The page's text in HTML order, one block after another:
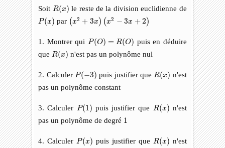
Soit R(x)
R(x ) le reste de la division euclidienne de
P(x)
P(x par (x2 + 3x ) (x2 − 3x +2)
(x 2 x) x 2− 3 2)
1. Montrer qui P(O) = R(O)
P(O)= O)
puis en déduire
que R(x)
R(x ) n'est pas un polynôme nul
2. Calculer P(−3)
P(− 3) puis justifier que R(x)
R(x ) n'est
pas un polynôme constant
3. Calculer P(1)
P(1) puis justifier que R(x)
R(x )
n'est
pas un polynôme de degré 1
1
4. Calculer P(x)
P(x puis justifier que R(x)
R(x )
n'est